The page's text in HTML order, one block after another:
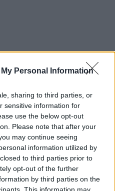
Personal Information
sharing to third parties, or
sensitive information for
use the below opt-out
Please note that after your
may continue seeing
information utilized by
to third parties prior to
opt-out of the further
by third parties on the
This information may